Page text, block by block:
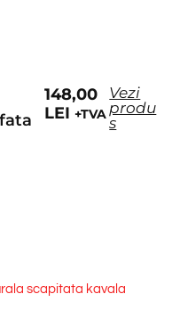
148,00
LEI +TVA
Vezi
produ
s